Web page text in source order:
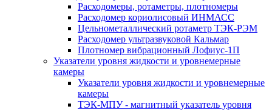
Расходомеры, ротаметры, плотномеры
Расходомер кориолисовый ИНМАСС
Цельнометаллический ротаметр ТЭК-РЭМ
Расходомер ультразвуковой Кальмар
Плотномер вибрационный Лофиус-1П
Указатели уровня жидкости и уровнемерные
камеры
Указатели уровня жидкости и уровнемерные
камеры
ТЭК-МПУ - магнитный указатель уровня